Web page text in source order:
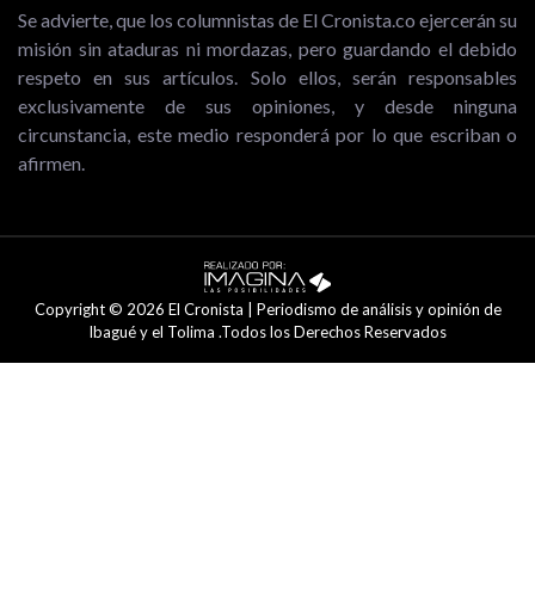
Se advierte, que los columnistas de El Cronista.co ejercerán su
misión sin ataduras ni mordazas, pero guardando el debido
respeto en sus artículos. Solo ellos, serán responsables
exclusivamente de sus opiniones, y desde ninguna
circunstancia, este medio responderá por lo que escriban o
afirmen.
Copyright © 2026 El Cronista | Periodismo de análisis y opinión de
Ibagué y el Tolima .Todos los Derechos Reservados